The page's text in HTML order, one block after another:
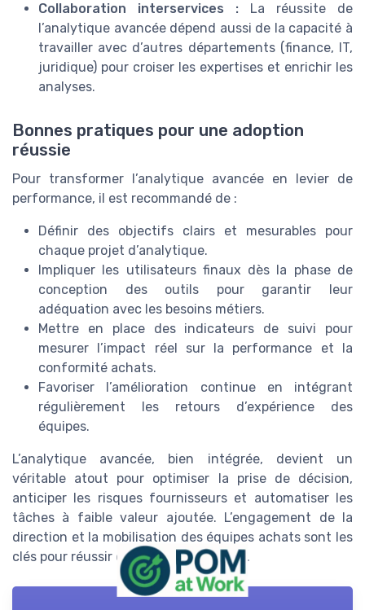
Collaboration interservices : La réussite de
l’analytique avancée dépend aussi de la capacité à
travailler avec d’autres départements (finance, IT,
juridique) pour croiser les expertises et enrichir les
analyses.
Bonnes pratiques pour une adoption
réussie
Pour transformer l’analytique avancée en levier de
performance, il est recommandé de :
Définir des objectifs clairs et mesurables pour
chaque projet d’analytique.
Impliquer les utilisateurs finaux dès la phase de
conception des outils pour garantir leur
adéquation avec les besoins métiers.
Mettre en place des indicateurs de suivi pour
mesurer l’impact réel sur la performance et la
conformité achats.
Favoriser l’amélioration continue en intégrant
régulièrement les retours d’expérience des
équipes.
L’analytique avancée, bien intégrée, devient un
véritable atout pour optimiser la prise de décision,
anticiper les risques fournisseurs et automatiser les
tâches à faible valeur ajoutée. L’engagement de la
direction et la mobilisation des équipes achats sont les
clés pour réussir cette transformation.